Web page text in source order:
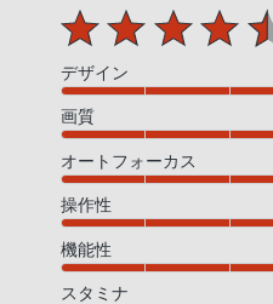
デザイン
画質
オートフォーカス
操作性
機能性
スタミナ